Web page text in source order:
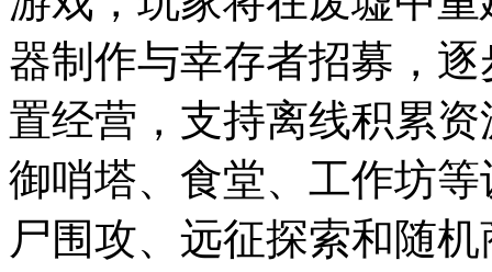
器制作与幸存者招募，
置经营，支持离线积累
御哨塔、食堂、工作坊
尸围攻、远征探索和随